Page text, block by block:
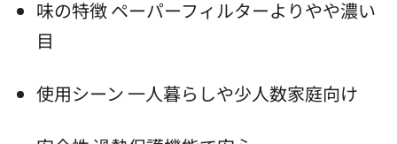
味の特徴 ペーパーフィルターよりやや濃い
目
使用シーン 一人暮らしや少人数家庭向け